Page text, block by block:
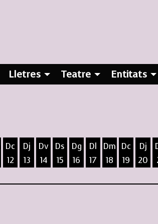
Lletres Teatre Entitats
Dc
12
Dj
13
Dv
14
Ds
15
Dg
16
Dl
17
Dm
18
Dc
19
Dj
20